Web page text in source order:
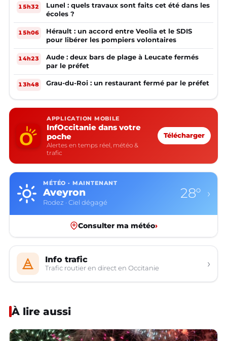
15h32
Lunel : quels travaux sont faits cet été dans les
écoles ?
15h06
Hérault : un accord entre Veolia et le SDIS
pour libérer les pompiers volontaires
14h23
Aude : deux bars de plage à Leucate fermés
par le préfet
13h48 Grau-du-Roi : un restaurant fermé par le préfet
APPLICATION MOBILE
InfOccitanie dans votre
poche
Alertes en temps réel, météo &
trafic
Télécharger
MÉTÉO · MAINTENANT
Aveyron
Rodez · Ciel dégagé
28° ›
Consulter ma météo›
Info trafic
Trafic routier en direct en Occitanie ›
À lire aussi